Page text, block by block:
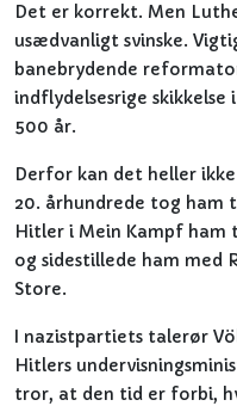
Det er korrekt. Men
usædvanligt svinske.
banebrydende
indflydelsesrige skikkelse
500 år.
Derfor kan det heller
20. århundrede tog ham
Hitler i Mein Kampf ham
og sidestillede ham med
Store.
I nazistpartiets talerør
Hitlers
tror, at den tid er forbi,